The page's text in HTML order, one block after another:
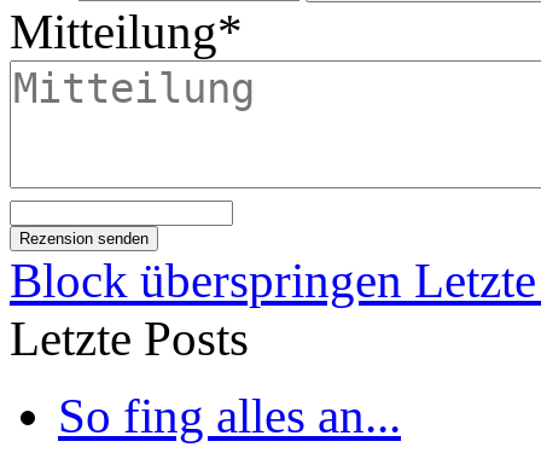
Mitteilung*
Block überspringen
Letzte Posts
So fing alles an...